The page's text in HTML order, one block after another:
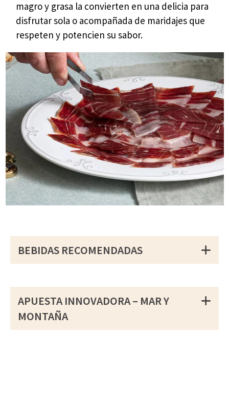
magro y grasa la convierten en una delicia para
disfrutar sola o acompañada de maridajes que
respeten y potencien su sabor.
BEBIDAS RECOMENDADAS
APUESTA INNOVADORA – MAR Y
MONTAÑA